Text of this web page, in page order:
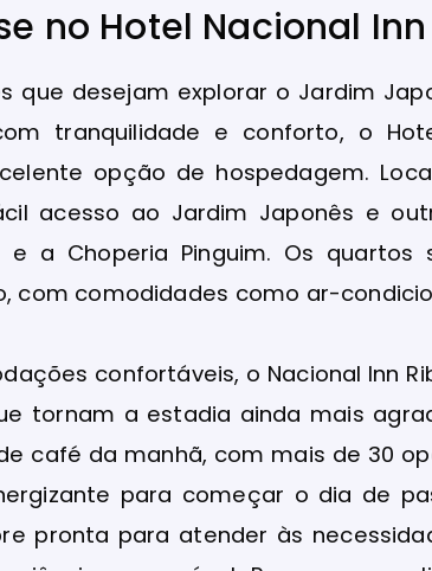
no Hotel Nacional
que desejam explorar o Jardim
tranquilidade e conforto, o
opção de hospedagem.
acesso ao Jardim Japonês e
e a Choperia Pinguim. Os
com comodidades como ar-
confortáveis, o Nacional Inn
tornam a estadia ainda mais
café da manhã, com mais de 30
para começar o dia de
pronta para atender às